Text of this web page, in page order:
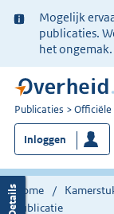
Ter
informatie:
Mogelijk
publicaties.
het ongemak.
U
bent
nu
hier:
Publicaties Officiële
Inloggen
Home
publicatie